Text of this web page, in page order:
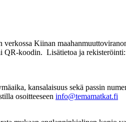
Kiinan
QR-koodin. Lisätietoa ja rekisteröinti:
kansalaisuus sekä passin
osoitteeseen info@temamatkat.fi